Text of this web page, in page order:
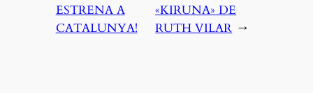
ESTRENA A
CATALUNYA!
«KIRUNA» DE
RUTH VILAR →